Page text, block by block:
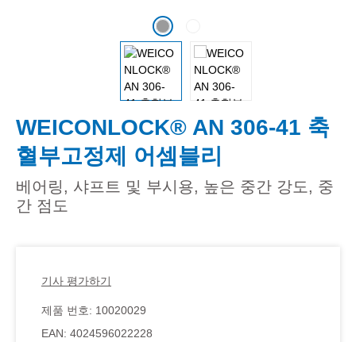
WEICONLOCK® AN 306-41 축
혈부고정제 어셈블리
베어링, 샤프트 및 부시용, 높은 중간 강도, 중
간 점도
기사 평가하기
제품 번호: 10020029
EAN: 4024596022228